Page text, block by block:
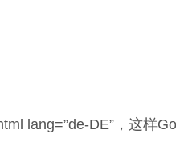
lang=”de-DE”，这样